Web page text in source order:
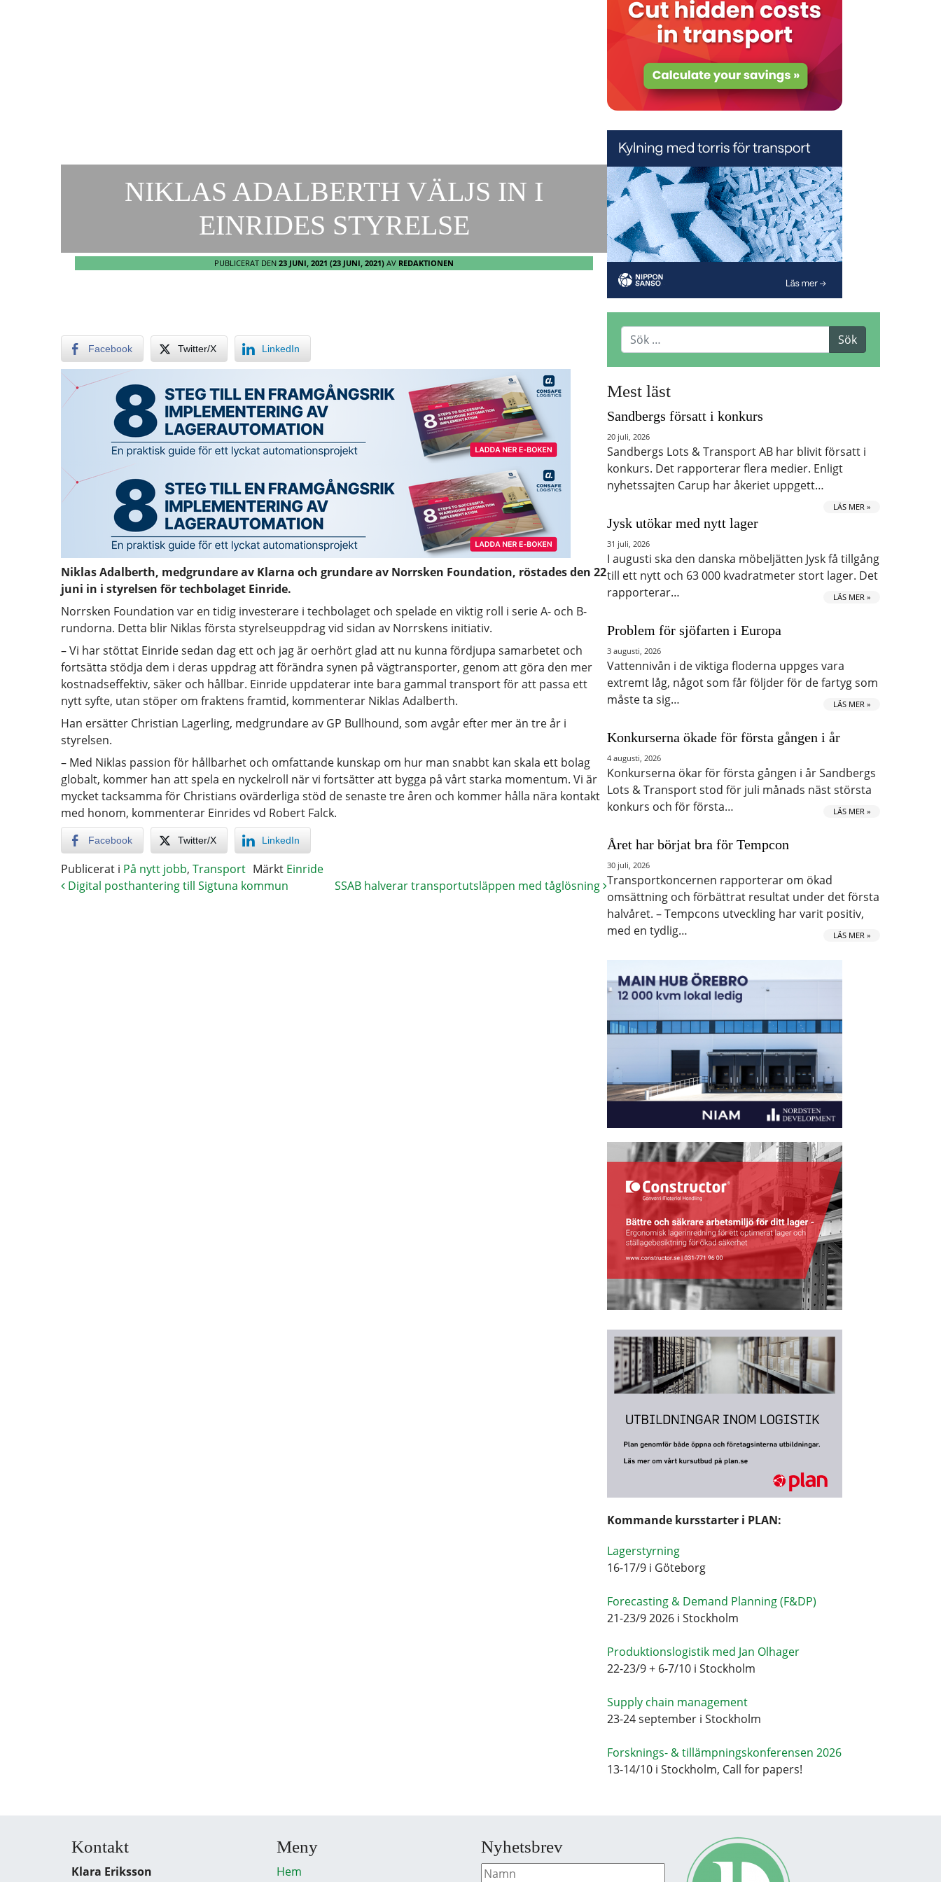
NIKLAS ADALBERTH VÄLJS IN I
EINRIDES STYRELSE
PUBLICERAT DEN 23 JUNI, 2021 (23 JUNI, 2021) AV REDAKTIONEN
Facebook Twitter/X LinkedIn
Niklas Adalberth, medgrundare av Klarna och grundare av Norrsken Foundation, röstades den 22
juni in i styrelsen för techbolaget Einride.
Norrsken Foundation var en tidig investerare i techbolaget och spelade en viktig roll i serie A- och B-
rundorna. Detta blir Niklas första styrelseuppdrag vid sidan av Norrskens initiativ.
– Vi har stöttat Einride sedan dag ett och jag är oerhört glad att nu kunna fördjupa samarbetet och
fortsätta stödja dem i deras uppdrag att förändra synen på vägtransporter, genom att göra den mer
kostnadseffektiv, säker och hållbar. Einride uppdaterar inte bara gammal transport för att passa ett
nytt syfte, utan stöper om fraktens framtid, kommenterar Niklas Adalberth.
Han ersätter Christian Lagerling, medgrundare av GP Bullhound, som avgår efter mer än tre år i
styrelsen.
– Med Niklas passion för hållbarhet och omfattande kunskap om hur man snabbt kan skala ett bolag
globalt, kommer han att spela en nyckelroll när vi fortsätter att bygga på vårt starka momentum. Vi är
mycket tacksamma för Christians ovärderliga stöd de senaste tre åren och kommer hålla nära kontakt
med honom, kommenterar Einrides vd Robert Falck.
Facebook Twitter/X LinkedIn
Publicerat i På nytt jobb, Transport Märkt Einride
Digital posthantering till Sigtuna kommun
SSAB halverar transportutsläppen med tåglösning
Mest läst
Sandbergs försatt i konkurs
20 juli, 2026
Sandbergs Lots & Transport AB har blivit försatt i
konkurs. Det rapporterar flera medier. Enligt
nyhetssajten Carup har åkeriet uppgett…
LÄS MER »
Jysk utökar med nytt lager
31 juli, 2026
I augusti ska den danska möbeljätten Jysk få tillgång
till ett nytt och 63 000 kvadratmeter stort lager. Det
rapporterar…
LÄS MER »
Problem för sjöfarten i Europa
3 augusti, 2026
Vattennivån i de viktiga floderna uppges vara
extremt låg, något som får följder för de fartyg som
måste ta sig…
LÄS MER »
Konkurserna ökade för första gången i år
4 augusti, 2026
Konkurserna ökar för första gången i år Sandbergs
Lots & Transport stod för juli månads näst största
konkurs och för första…
LÄS MER »
Året har börjat bra för Tempcon
30 juli, 2026
Transportkoncernen rapporterar om ökad
omsättning och förbättrat resultat under det första
halvåret. – Tempcons utveckling har varit positiv,
med en tydlig…
LÄS MER »
Kommande kursstarter i PLAN:
Lagerstyrning
16-17/9 i Göteborg
Forecasting & Demand Planning (F&DP)
21-23/9 2026 i Stockholm
Produktionslogistik med Jan Olhager
22-23/9 + 6-7/10 i Stockholm
Supply chain management
23-24 september i Stockholm
Forsknings- & tillämpningskonferensen 2026
13-14/10 i Stockholm, Call for papers!
Kontakt
Klara Eriksson
Meny
Hem
Nyhetsbrev